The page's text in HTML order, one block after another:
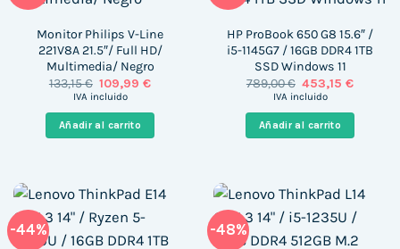
Monitor Philips V-Line
221V8A 21.5″/ Full HD/
Multimedia/ Negro
133,15€ El
precio
era:
133,15 €.
109,99€El
es:
109,99 €.
IVA incluido
Añadir al carrito
HP ProBook 650 G8 15.6″ /
i5-1145G7 / 16GB DDR4 1TB
SSD Windows 11
789,00€ El
precio
era:
789,00 €.
453,15€El
es:
453,15
IVA incluido
Añadir al carrito
-44% -48%